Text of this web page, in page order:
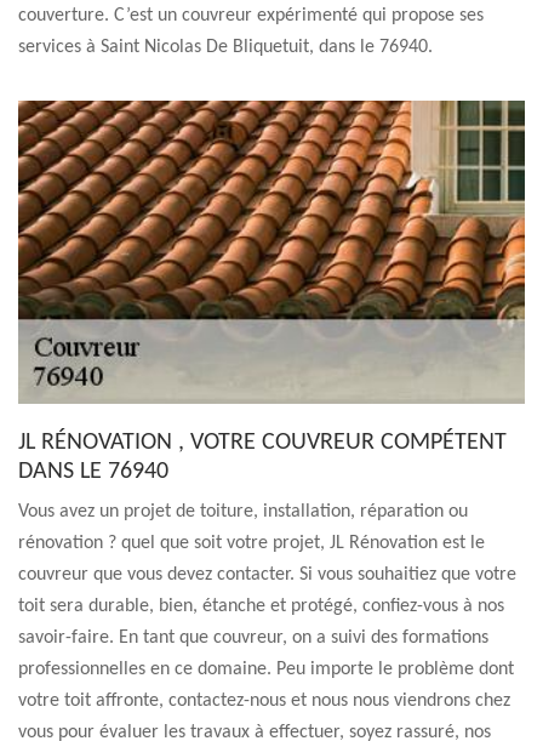
couverture. C’est un couvreur expérimenté qui propose ses
services à Saint Nicolas De Bliquetuit, dans le 76940.
JL RÉNOVATION , VOTRE COUVREUR COMPÉTENT
DANS LE 76940
Vous avez un projet de toiture, installation, réparation ou
rénovation ? quel que soit votre projet, JL Rénovation est le
couvreur que vous devez contacter. Si vous souhaitiez que votre
toit sera durable, bien, étanche et protégé, confiez-vous à nos
savoir-faire. En tant que couvreur, on a suivi des formations
professionnelles en ce domaine. Peu importe le problème dont
votre toit affronte, contactez-nous et nous nous viendrons chez
vous pour évaluer les travaux à effectuer, soyez rassuré, nos